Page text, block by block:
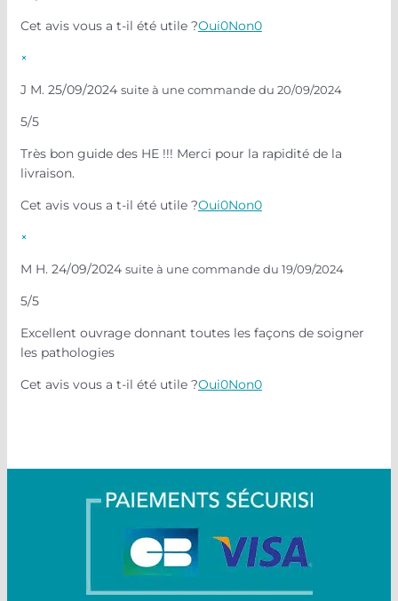
Cet avis vous a t-il été utile ?Oui0Non0
×
J M. 25/09/2024 suite à une commande du 20/09/2024
5/5
Très bon guide des HE !!! Merci pour la rapidité de la
livraison.
Cet avis vous a t-il été utile ?Oui0Non0
×
M H. 24/09/2024 suite à une commande du 19/09/2024
5/5
Excellent ouvrage donnant toutes les façons de soigner
les pathologies
Cet avis vous a t-il été utile ?Oui0Non0